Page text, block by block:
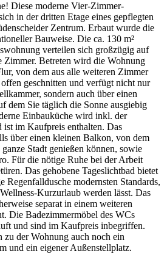
Diese moderne Vier-Zimmer-
in der dritten Etage eines gepflegten
Zentrum. Erbaut wurde die
Bauweise. Die ca. 130 m²
verteilen sich großzügig auf
Zimmer. Betreten wird die Wohnung
von dem aus alle weiteren Zimmer
geschnitten und verfügt nicht nur
sondern auch über einen
dem Sie täglich die Sonne ausgiebig
Einbauküche wird inkl. der
ist im Kaufpreis enthalten. Das
über einen kleinen Balkon, von dem
Stadt genießen können, sowie
Für die nötige Ruhe bei der Arbeit
Das gehobene Tageslichtbad bietet
Regenfalldusche modernsten Standards,
Kurzurlaub werden lässt. Das
separat in einem weiteren
Die Badezimmermöbel des WCs
und sind im Kaufpreis inbegriffen.
zu der Wohnung auch noch ein
und ein eigener Außenstellplatz.